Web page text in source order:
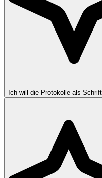
Ich will die Protokolle als